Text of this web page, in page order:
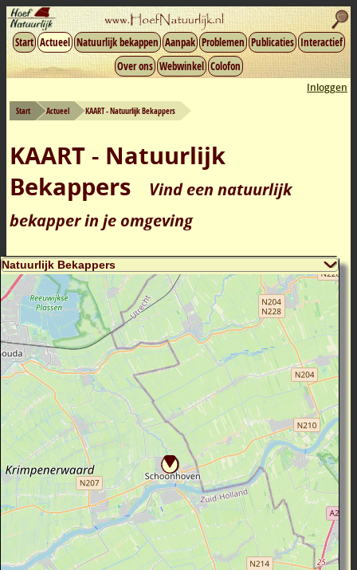
Start Actueel Natuurlijk bekappen Aanpak Problemen Publicaties Interactief
Over ons Webwinkel Colofon
Inloggen
Start Actueel KAART - Natuurlijk Bekappers
KAART - Natuurlijk
Bekappers
Vind een natuurlijk
bekapper in je omgeving